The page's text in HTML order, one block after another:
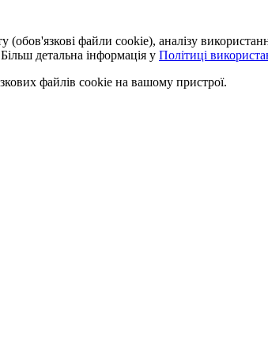
файли cookie), аналізу
детальна інформація у Політиці
файлів cookie на вашому пристрої.